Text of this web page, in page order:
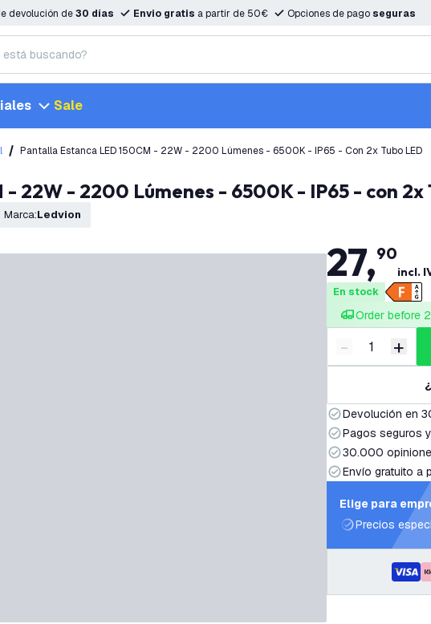
devolución de30 días Envio gratis a partir de 50€ Opciones de pago seguras
Sale
Pantalla Estanca LED 150CM - 22W - 2200 Lúmenes - 6500K - IP65 - Con 2x Tubo LED
- 22W - 2200 Lúmenes - 6500K - IP65 - con 2x
Marca: Ledvion
27,90
incl.
En stock
Order before
Disminuir
- +
Devolución en
Pagos seguros
30.000
Envío gratuito a
Elige para
Precios